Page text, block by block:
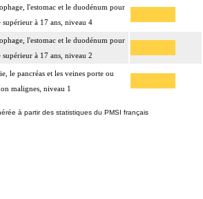
l'estomac et le duodénum pour
supérieur à 17 ans, niveau 4
l'estomac et le duodénum pour
supérieur à 17 ans, niveau 2
le pancréas et les veines porte ou
malignes, niveau 1
à partir des statistiques du PMSI français